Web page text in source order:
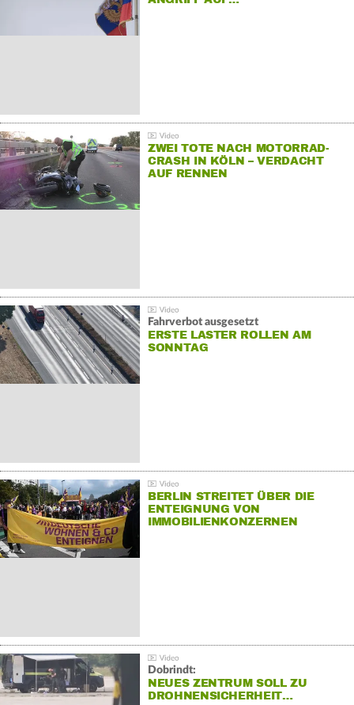
ZWEI TOTE NACH MOTORRAD-
CRASH IN KÖLN – VERDACHT
AUF RENNEN
Fahrverbot ausgesetzt
ERSTE LASTER ROLLEN AM
SONNTAG
BERLIN STREITET ÜBER DIE
ENTEIGNUNG VON
IMMOBILIENKONZERNEN
Dobrindt:
NEUES ZENTRUM SOLL ZU
DROHNENSICHERHEIT…